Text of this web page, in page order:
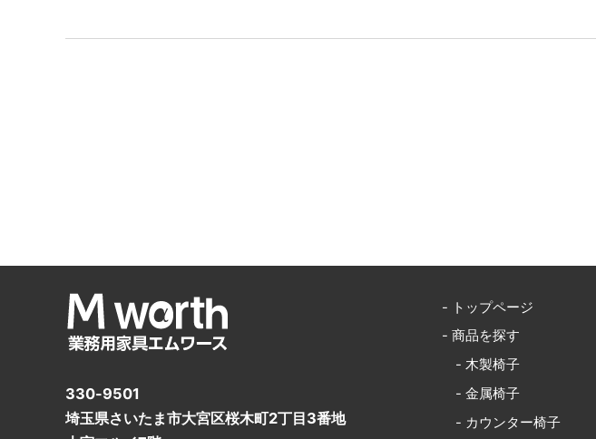
330-9501
埼玉県さいたま市大宮区桜木町2丁目3番地
- トップページ
- 商品を探す
- 木製椅子
- 金属椅子
- カウンター椅子